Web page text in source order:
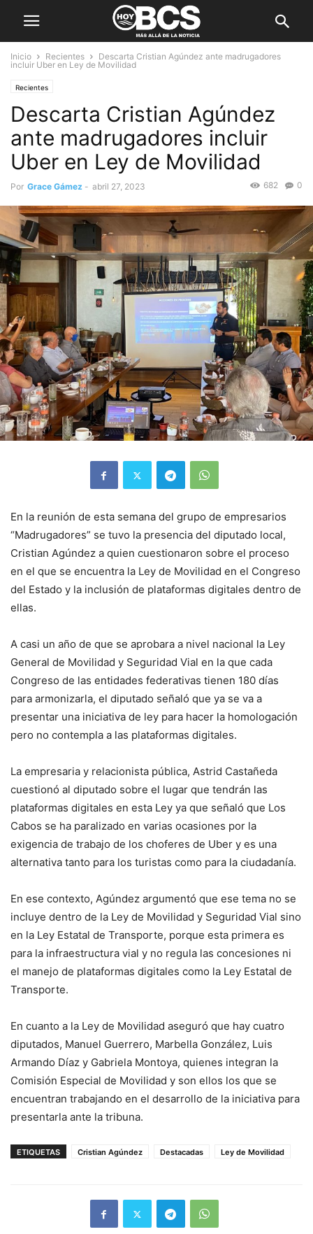
Inicio Recientes
Descarta Cristian Agúndez ante madrugadores
incluir Uber en Ley de Movilidad
Recientes
Descarta Cristian Agúndez
ante madrugadores incluir
Uber en Ley de Movilidad
Por Grace Gámez - abril 27, 2023 0
682
En la reunión de esta semana del grupo de empresarios
“Madrugadores” se tuvo la presencia del diputado local,
Cristian Agúndez a quien cuestionaron sobre el proceso
en el que se encuentra la Ley de Movilidad en el Congreso
del Estado y la inclusión de plataformas digitales dentro de
ellas.
A casi un año de que se aprobara a nivel nacional la Ley
General de Movilidad y Seguridad Vial en la que cada
Congreso de las entidades federativas tienen 180 días
para armonizarla, el diputado señaló que ya se va a
presentar una iniciativa de ley para hacer la homologación
pero no contempla a las plataformas digitales.
La empresaria y relacionista pública, Astrid Castañeda
cuestionó al diputado sobre el lugar que tendrán las
plataformas digitales en esta Ley ya que señaló que Los
Cabos se ha paralizado en varias ocasiones por la
exigencia de trabajo de los choferes de Uber y es una
alternativa tanto para los turistas como para la ciudadanía.
En ese contexto, Agúndez argumentó que ese tema no se
incluye dentro de la Ley de Movilidad y Seguridad Vial sino
en la Ley Estatal de Transporte, porque esta primera es
para la infraestructura vial y no regula las concesiones ni
el manejo de plataformas digitales como la Ley Estatal de
Transporte.
En cuanto a la Ley de Movilidad aseguró que hay cuatro
diputados, Manuel Guerrero, Marbella González, Luis
Armando Díaz y Gabriela Montoya, quienes integran la
Comisión Especial de Movilidad y son ellos los que se
encuentran trabajando en el desarrollo de la iniciativa para
presentarla ante la tribuna.
ETIQUETAS Cristian Agúndez Destacadas Ley de Movilidad